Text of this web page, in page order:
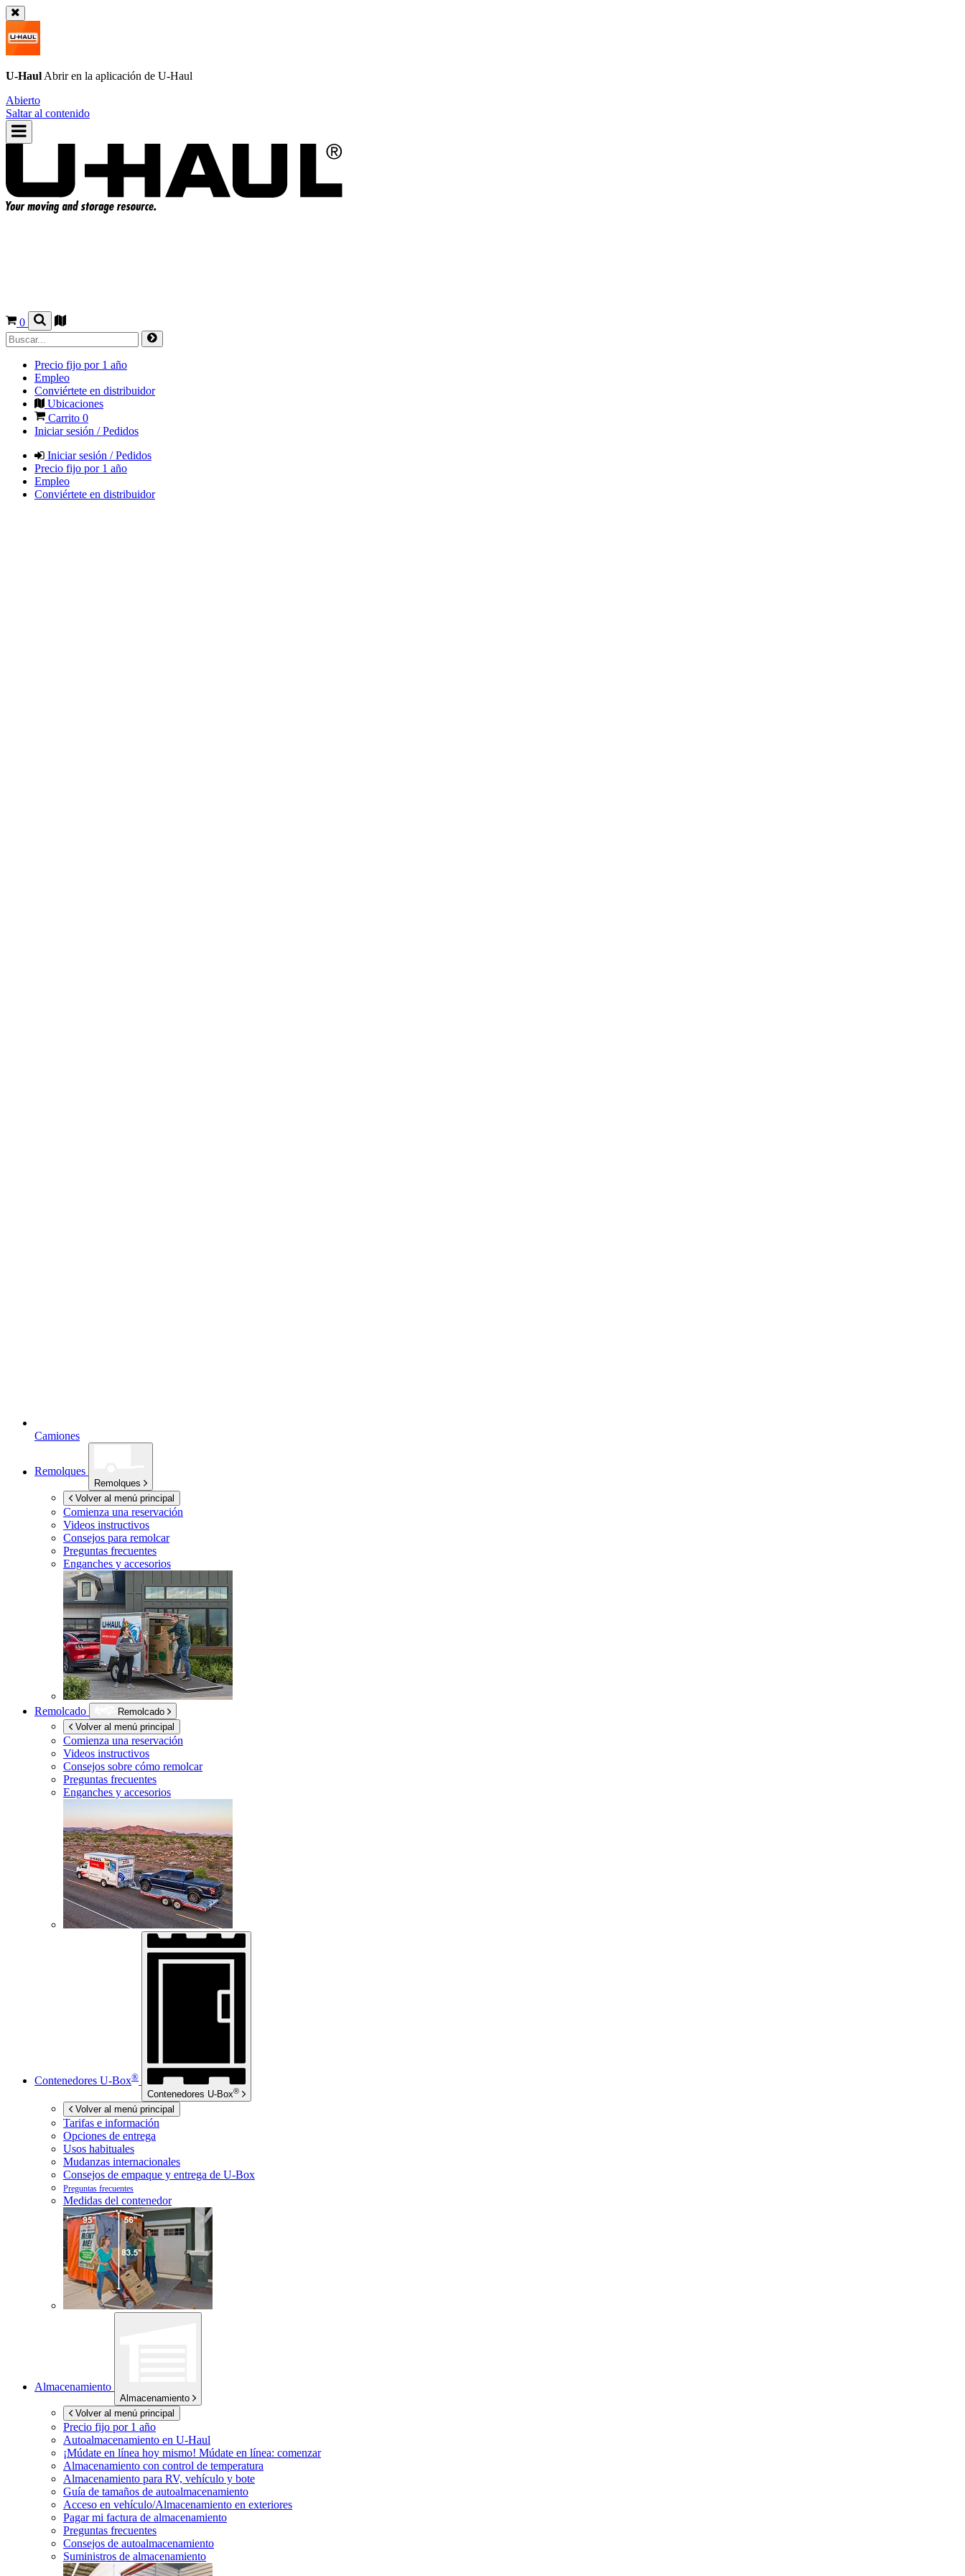
U-Haul Abrir en la aplicación de U-Haul
Abierto
Saltar al contenido
0
Precio fijo por 1 año
Empleo
Conviértete en distribuidor
Ubicaciones
Carrito 0
Iniciar sesión / Pedidos
Iniciar sesión / Pedidos
Precio fijo por 1 año
Empleo
Conviértete en distribuidor
Camiones
Remolques
Remolques
Volver al menú principal
Comienza una reservación
Videos instructivos
Consejos para remolcar
Preguntas frecuentes
Enganches y accesorios
Remolcado
Remolcado
Volver al menú principal
Comienza una reservación
Videos instructivos
Consejos sobre cómo remolcar
Preguntas frecuentes
Enganches y accesorios
Contenedores U-Box®
Contenedores U-Box®
Volver al menú principal
Tarifas e información
Opciones de entrega
Usos habituales
Mudanzas internacionales
Consejos de empaque y entrega de U-Box
Preguntas frecuentes
Medidas del contenedor
Almacenamiento
Almacenamiento
Volver al menú principal
Precio fijo por 1 año
Autoalmacenamiento en U-Haul
¡Múdate en línea hoy mismo! Múdate en línea: comenzar
Almacenamiento con control de temperatura
Almacenamiento para RV, vehículo y bote
Guía de tamaños de autoalmacenamiento
Acceso en vehículo/Almacenamiento en exteriores
Pagar mi factura de almacenamiento
Preguntas frecuentes
Consejos de autoalmacenamiento
Suministros de almacenamiento